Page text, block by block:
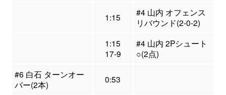
1:15
#4 山内 オフェンス
リバウンド(2-0-2)
1:15
17-9
#4 山内 2Pシュート
○(2点)
#6 白石 ターンオー
バー(2本)
0:53